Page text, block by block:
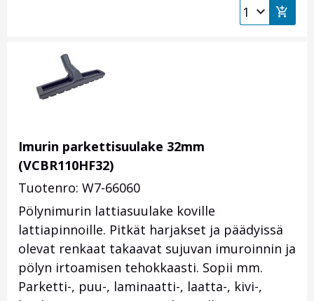
Imurin parkettisuulake 32mm
(VCBR110HF32)
Tuotenro: W7-66060
Pölynimurin lattiasuulake koville
lattiapinnoille. Pitkät harjakset ja päädyissä
olevat renkaat takaavat sujuvan imuroinnin ja
pölyn irtoamisen tehokkaasti. Sopii mm.
Parketti-, puu-, laminaatti-, laatta-, kivi-,